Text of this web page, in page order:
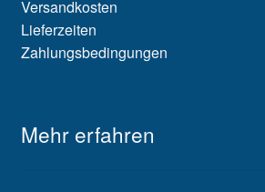
Versandkosten
Lieferzeiten
Zahlungsbedingungen
Mehr erfahren